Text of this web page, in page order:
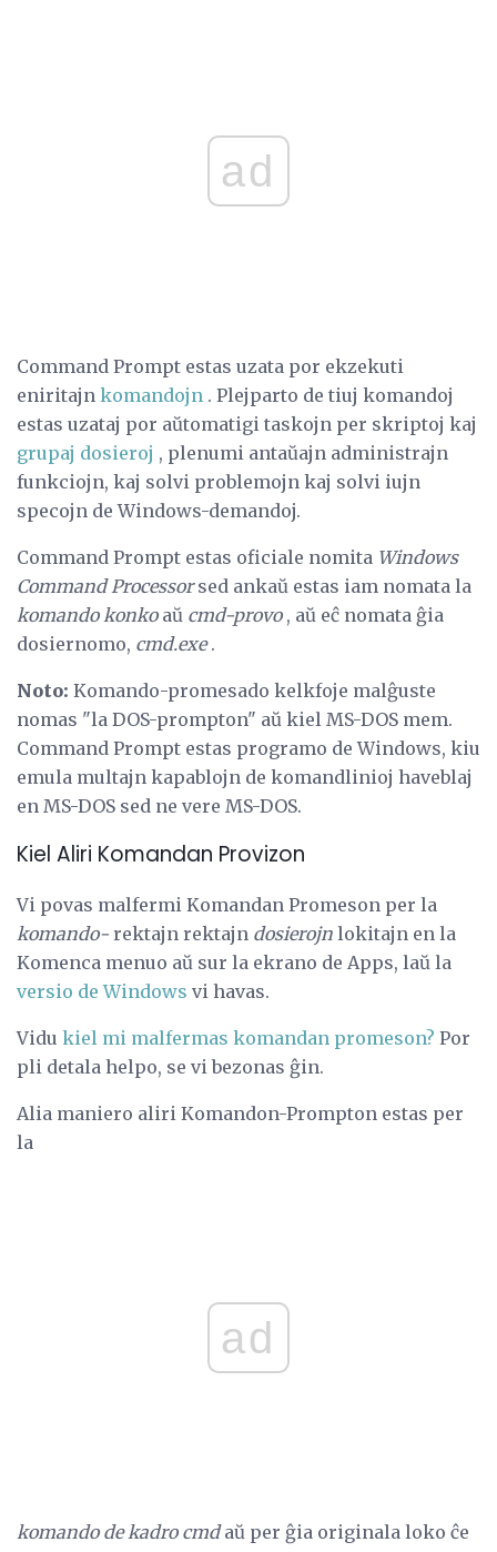
ad
Command Prompt estas uzata por ekzekuti
eniritajn komandojn . Plejparto de tiuj komandoj
estas uzataj por aŭtomatigi taskojn per skriptoj kaj
grupaj dosieroj , plenumi antaŭajn administrajn
funkciojn, kaj solvi problemojn kaj solvi iujn
specojn de Windows-demandoj.
Command Prompt estas oficiale nomita Windows
Command Processorsed ankaŭ estas iam nomata la
komando konkoaŭ cmd-provo, aŭ eĉ nomata ĝia
dosiernomo, cmd.exe.
Noto: Komando-promesado kelkfoje malĝuste
nomas "la DOS-prompton" aŭ kiel MS-DOS mem.
Command Prompt estas programo de Windows, kiu
emula multajn kapablojn de komandlinioj haveblaj
en MS-DOS sed ne vere MS-DOS.
Kiel Aliri Komandan Provizon
Vi povas malfermi Komandan Promeson per la
komando- rektajn rektajn dosierojn lokitajn en la
Komenca menuo aŭ sur la ekrano de Apps, laŭ la
versio de Windows vi havas.
Vidu kiel mi malfermas komandan promeson? Por
pli detala helpo, se vi bezonas ĝin.
Alia maniero aliri Komandon-Prompton estas per
la
ad
komando de kadro cmdaŭ per ĝia originala loko ĉe